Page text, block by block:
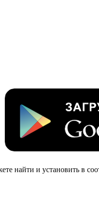
найти и установить в